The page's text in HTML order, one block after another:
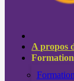
A propos